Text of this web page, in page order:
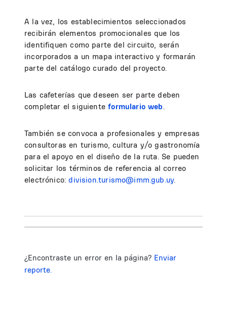
A la vez, los establecimientos seleccionados
recibirán elementos promocionales que los
identifiquen como parte del circuito, serán
incorporados a un mapa interactivo y formarán
parte del catálogo curado del proyecto.
Las cafeterías que deseen ser parte deben
completar el siguienteformulario web.
También se convoca a profesionales y empresas
consultoras en turismo, cultura y/o gastronomía
para el apoyo en el diseño de la ruta. Se pueden
solicitar los términos de referencia al correo
electrónico:division.turismo@imm.gub.uy.
¿Encontraste un error en la página? Enviar
reporte.